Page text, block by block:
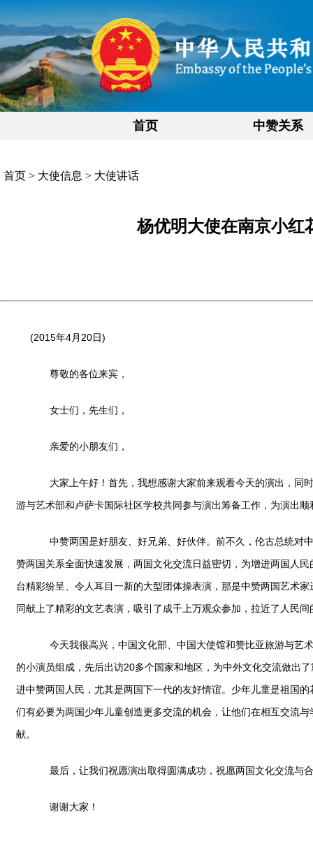
首页 中赞关系
首页 > 大使信息 > 大使讲话
杨优明大使在南京小红
(2015年4月20日)
尊敬的各位来宾，
女士们，先生们，
亲爱的小朋友们，
大家上午好！首先，我想感谢大家前来观看今天的演出，同
游与艺术部和卢萨卡国际社区学校共同参与演出筹备工作，为演出
中赞两国是好朋友、好兄弟、好伙伴。前不久，伦古总统对
赞两国关系全面快速发展，两国文化交流日益密切，为增进两国人
台精彩纷呈、令人耳目一新的大型团体操表演，那是中赞两国艺术
同献上了精彩的文艺表演，吸引了成千上万观众参加，拉近了人民间
今天我很高兴，中国文化部、中国大使馆和赞比亚旅游与艺
的小演员组成，先后出访20多个国家和地区，为中外文化交流做出
进中赞两国人民，尤其是两国下一代的友好情谊。少年儿童是祖国
们有必要为两国少年儿童创造更多交流的机会，让他们在相互交流
献。
最后，让我们祝愿演出取得圆满成功，祝愿两国文化交流与
谢谢大家！